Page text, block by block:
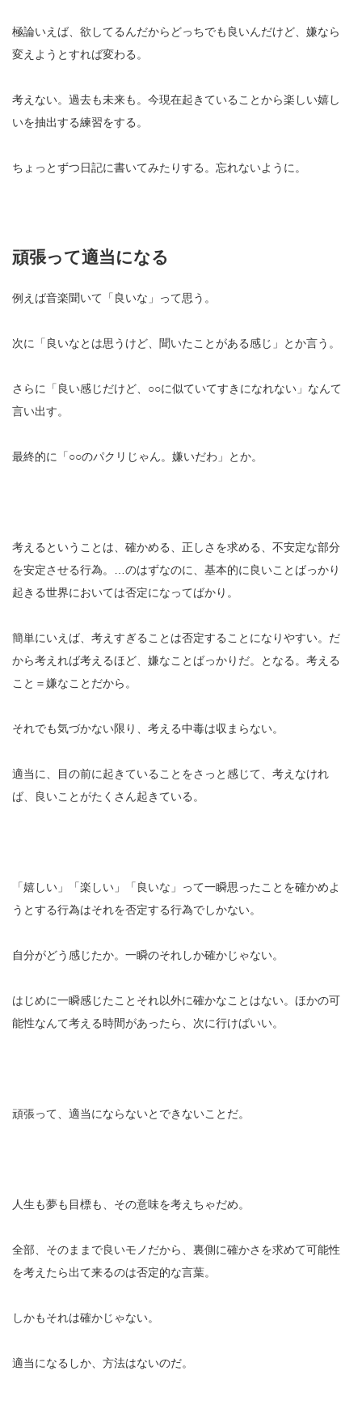
極論いえば、欲してるんだからどっちでも良いんだけど、嫌なら
変えようとすれば変わる。
考えない。過去も未来も。今現在起きていることから楽しい嬉し
いを抽出する練習をする。
ちょっとずつ日記に書いてみたりする。忘れないように。
頑張って適当になる
例えば音楽聞いて「良いな」って思う。
次に「良いなとは思うけど、聞いたことがある感じ」とか言う。
さらに「良い感じだけど、○○に似ていてすきになれない」なんて
言い出す。
最終的に「○○のパクリじゃん。嫌いだわ」とか。
考えるということは、確かめる、正しさを求める、不安定な部分
を安定させる行為。…のはずなのに、基本的に良いことばっかり
起きる世界においては否定になってばかり。
簡単にいえば、考えすぎることは否定することになりやすい。だ
から考えれば考えるほど、嫌なことばっかりだ。となる。考える
こと＝嫌なことだから。
それでも気づかない限り、考える中毒は収まらない。
適当に、目の前に起きていることをさっと感じて、考えなけれ
ば、良いことがたくさん起きている。
「嬉しい」「楽しい」「良いな」って一瞬思ったことを確かめよ
うとする行為はそれを否定する行為でしかない。
自分がどう感じたか。一瞬のそれしか確かじゃない。
はじめに一瞬感じたことそれ以外に確かなことはない。ほかの可
能性なんて考える時間があったら、次に行けばいい。
頑張って、適当にならないとできないことだ。
人生も夢も目標も、その意味を考えちゃだめ。
全部、そのままで良いモノだから、裏側に確かさを求めて可能性
を考えたら出て来るのは否定的な言葉。
しかもそれは確かじゃない。
適当になるしか、方法はないのだ。